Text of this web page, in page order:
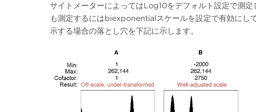
サイトメーターによってはLog10をデフォルト設定で測
も測定するにはbiexponentialスケールを設定で有効に
示する場合の落とし穴を下記に示します。